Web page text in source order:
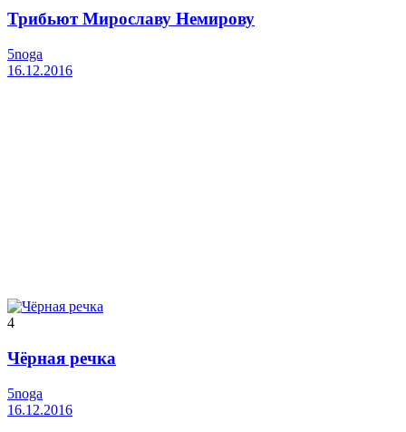
Трибьют Мирославу Немирову
5noga
16.12.2016
4
Чёрная речка
5noga
16.12.2016